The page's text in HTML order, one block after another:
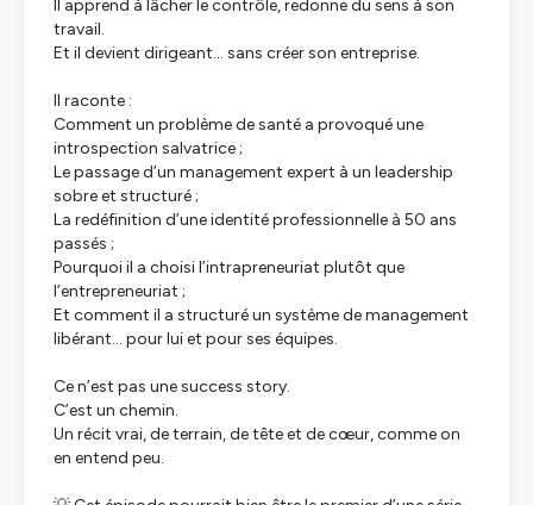
Il apprend à lâcher le contrôle, redonne du sens à son
travail.
Et il devient dirigeant… sans créer son entreprise.
Il raconte :
Comment un problème de santé a provoqué une
introspection salvatrice ;
Le passage d’un management expert à un leadership
sobre et structuré ;
La redéfinition d’une identité professionnelle à 50 ans
passés ;
Pourquoi il a choisi l’intrapreneuriat plutôt que
l’entrepreneuriat ;
Et comment il a structuré un système de management
libérant… pour lui et pour ses équipes.
Ce n’est pas une success story.
C’est un chemin.
Un récit vrai, de terrain, de tête et de cœur, comme on
en entend peu.